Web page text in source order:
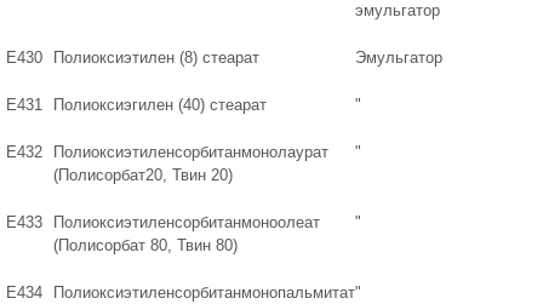
эмульгатор
Е430 Полиоксиэтилен (8) стеарат Эмульгатор
Е431 Полиоксиэгилен (40) стеарат "
Е432
Полиоксиэтиленсорбитанмонолаурат
(Полисорбат20, Твин 20)
"
Е433
Полиоксиэтиленсорбитанмоноолеат
(Полисорбат 80, Твин 80)
"
Е434
Полиоксиэтиленсорбитанмонопальмитат"